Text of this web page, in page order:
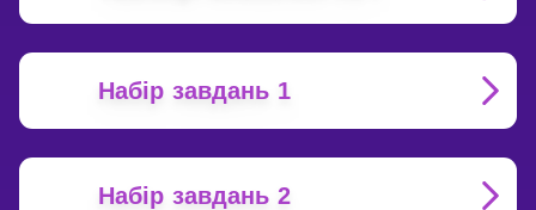
Набір завдань 1
Набір завдань 2